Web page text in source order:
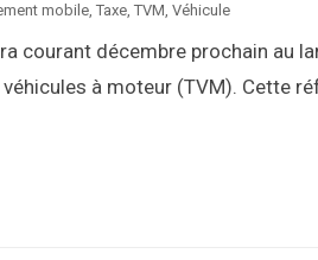
mobile, Taxe, TVM, Véhicule
courant décembre prochain au
à moteur (TVM). Cette